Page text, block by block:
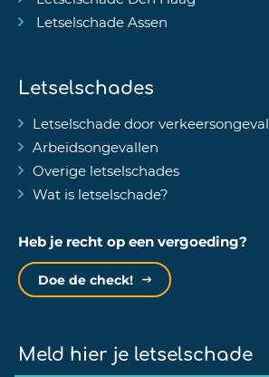
Letselschade Assen
Letselschades
Letselschade door verkeersongeval
Arbeidsongevallen
Overige letselschades
Wat is letselschade?
Heb je recht op een vergoeding?
Doe de check!
Meld hier je letselschade